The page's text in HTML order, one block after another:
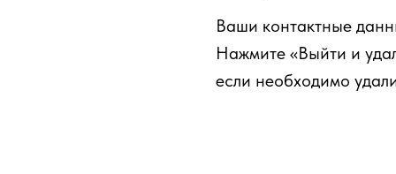
Ваши контактные
Нажмите «Выйти и
если необходимо